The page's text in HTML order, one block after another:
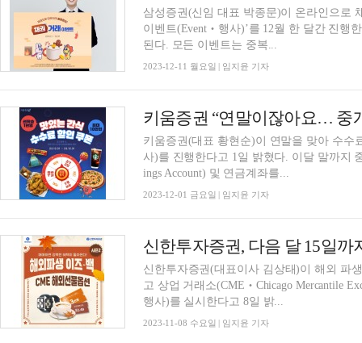
삼성증권(신임 대표 박종문)이 온라인으로
이벤트(Event‧행사)’를 12월 한 달간 진행
된다. 모든 이벤트는 중복...
2023-12-11 월요일 | 임지윤 기자
키움증권(대표 황현순)이 연말을 맞아 수
사)를 진행한다고 1일 밝혔다. 이달 말까지
ings Account) 및 연금계좌를...
2023-12-01 금요일 | 임지윤 기자
신한투자증권(대표이사 김상태)이 해외 파
고 상업 거래소(CME‧Chicago Mercantile
행사)를 실시한다고 8일 밝...
2023-11-08 수요일 | 임지윤 기자